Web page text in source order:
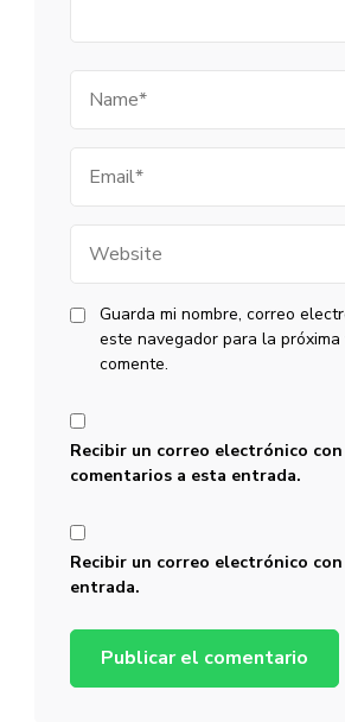
Guarda mi nombre, correo
este navegador para la próxima
comente.
Recibir un correo electrónico
comentarios a esta entrada.
Recibir un correo electrónico con
entrada.